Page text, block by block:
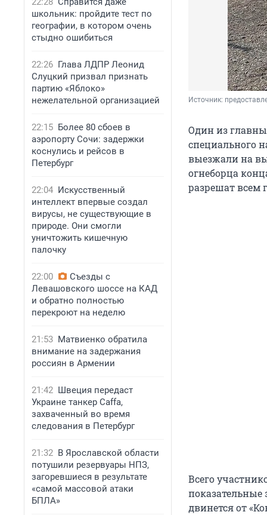
школьник: пройдите тест по
географии, в котором очень
стыдно ошибиться
22:26 Глава ЛДПР Леонид
Слуцкий призвал признать
партию «Яблоко»
нежелательной организацией
22:15 Более 80 сбоев в
аэропорту Сочи: задержки
коснулись и рейсов в
Петербург
22:04 Искусственный
интеллект впервые создал
вирусы, не существующие в
природе. Они смогли
уничтожить кишечную
палочку
22:00
Съезды с
Левашовского шоссе на КАД
и обратно полностью
перекроют на неделю
21:53 Матвиенко обратила
внимание на задержания
россиян в Армении
21:42 Швеция передаст
Украине танкер Caffa,
захваченный во время
следования в Петербург
21:32 В Ярославской области
потушили резервуары НПЗ,
загоревшиеся в результате
«самой массовой атаки
БПЛА»
Источник:
Один из
специального
выезжали на
огнеборца
разрешат всем
Всего
показательные
двинется от